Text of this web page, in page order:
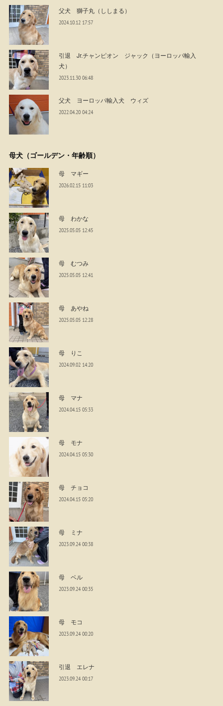
父犬 獅子丸（ししまる）
2024.10.12 17:57
引退 Jr.チャンピオン ジャック（ヨーロッパ輸入
犬）
2023.11.30 06:48
父犬 ヨーロッパ輸入犬 ウィズ
2022.04.20 04:24
母犬（ゴールデン・年齢順）
母 マギー
2026.02.15 11:03
母 わかな
2025.05.05 12:45
母 むつみ
2025.05.05 12:41
母 あやね
2025.05.05 12:28
母 りこ
2024.09.02 14:20
母 マナ
2024.04.15 05:33
母 モナ
2024.04.15 05:30
母 チョコ
2024.04.15 05:20
母 ミナ
2023.09.24 00:38
母 ベル
2023.09.24 00:35
母 モコ
2023.09.24 00:20
引退 エレナ
2023.09.24 00:17